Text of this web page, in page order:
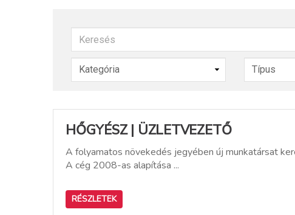
Keresés
HŐGYÉSZ | ÜZLETVEZETŐ
A folyamatos növekedés jegyében új munkatársat
A cég 2008-as alapítása ...
RÉSZLETEK